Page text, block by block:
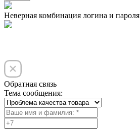
Неверная комбинация логина и пароля
Обратная связь
Тема сообщения: